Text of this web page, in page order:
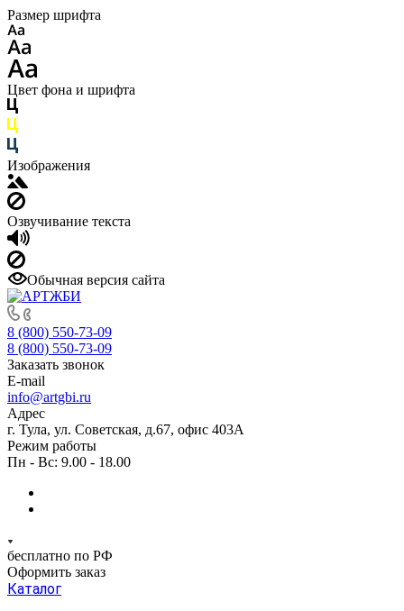
Размер шрифта
Цвет фона и шрифта
Изображения
Озвучивание текста
Обычная версия сайта
8 (800) 550-73-09
8 (800) 550-73-09
Заказать звонок
E-mail
info@artgbi.ru
Адрес
г. Тула, ул. Советская, д.67, офис 403А
Режим работы
Пн - Вс: 9.00 - 18.00
бесплатно по РФ
Оформить заказ
Каталог